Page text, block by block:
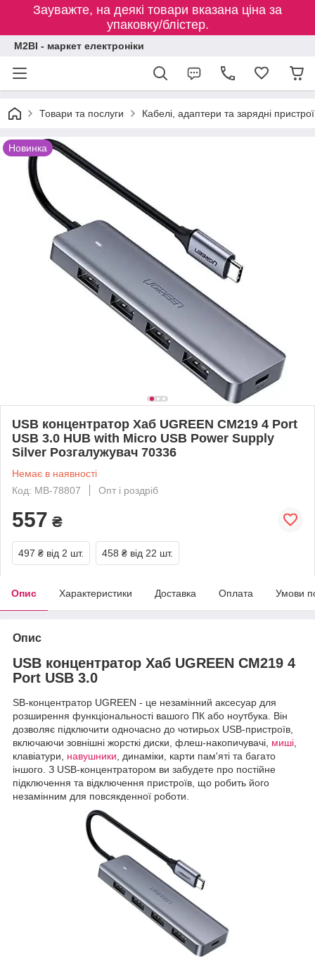
Зауважте, на деякі товари вказана ціна за
упаковку/блістер.
M2BI - маркет електроніки
Товари та послуги Кабелі, адаптери та зарядні пристрої
Новинка
USB концентратор Хаб UGREEN CM219 4 Port
USB 3.0 HUB with Micro USB Power Supply
Silver Розгалужувач 70336
Немає в наявності
Код: MB-78807
Опт і роздріб
557 ₴
497 ₴ від 2 шт. 458 ₴ від 22 шт.
Опис Характеристики Доставка Оплата Умови
Опис
USB концентратор Хаб UGREEN CM219 4
Port USB 3.0
SB-концентратор UGREEN - це незамінний аксесуар для
розширення функціональності вашого ПК або ноутбука. Він
дозволяє підключити одночасно до чотирьох USB-пристроїв,
включаючи зовнішні жорсткі диски, флеш-накопичувачі, миші,
клавіатури, навушники, динаміки, карти пам'яті та багато
іншого. З USB-концентратором ви забудете про постійне
підключення та відключення пристроїв, що робить його
незамінним для повсякденної роботи.